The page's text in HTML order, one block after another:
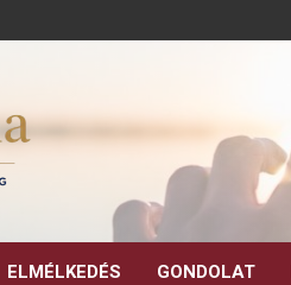
ELMÉLKEDÉS GONDOLAT